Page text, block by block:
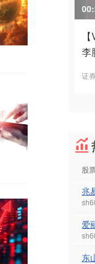
李
证
股
兆
爱
东